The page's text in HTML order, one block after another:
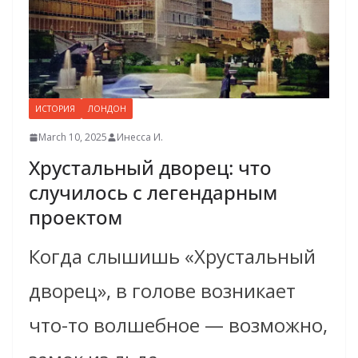
ИСТОРИЯ ЛОНДОН
March 10, 2025 Инесса И.
Хрустальный дворец: что
случилось с легендарным
проектом
Когда слышишь «Хрустальный
дворец», в голове возникает
что-то волшебное — возможно,